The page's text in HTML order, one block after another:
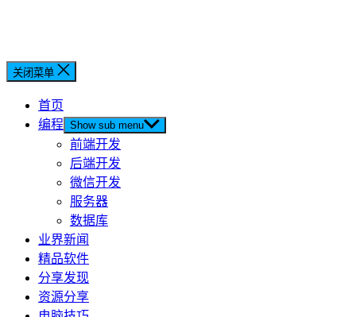
关闭菜单
首页
编程 Show sub menu
前端开发
后端开发
微信开发
服务器
数据库
业界新闻
精品软件
分享发现
资源分享